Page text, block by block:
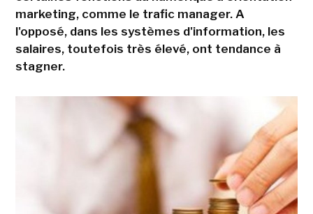
marketing, comme le trafic manager. A
l'opposé, dans les systèmes d'information, les
salaires, toutefois très élevé, ont tendance à
stagner.